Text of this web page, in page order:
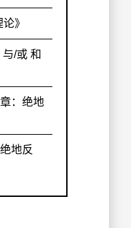
论》
/或 和
：绝地
地反